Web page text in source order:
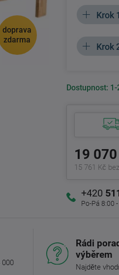
doprava
zdarma
Krok
Krok
Dostupnost:
19
15 761 Kč
+420
Po-Pá 8:00
000
Rádi
výběrem
Najděte